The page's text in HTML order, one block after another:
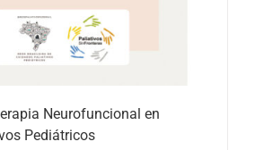
Neurofuncional en
Pediátricos